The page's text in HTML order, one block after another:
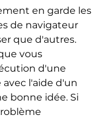
en garde les
de navigateur
que d'autres.
vous
d'une
l'aide d'un
bonne idée. Si